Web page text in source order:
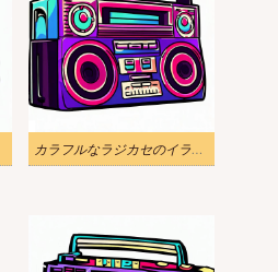
カラフルなラジカセのイラスト 2